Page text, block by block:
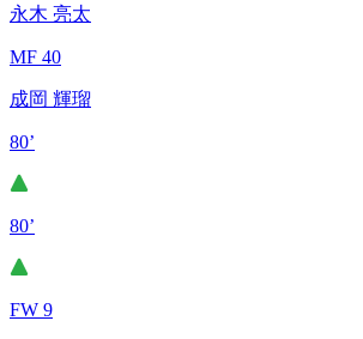
永木 亮太
MF 40
成岡 輝瑠
80’
80’
FW 9